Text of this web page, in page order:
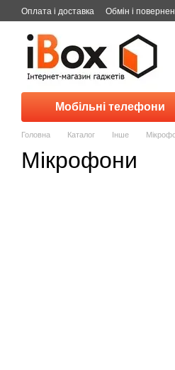
Перейти до основного контенту
Оплата і доставка Обмін і
Мобільні телефони
Головна Каталог Інше
Мікрофони